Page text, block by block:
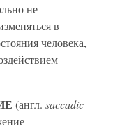
не
в
человека,
(англ. saccadic